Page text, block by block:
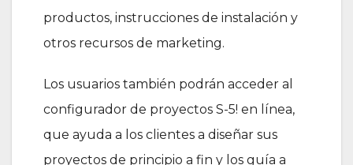
productos, instrucciones de instalación y
otros recursos de marketing.
Los usuarios también podrán acceder al
configurador de proyectos S-5! en línea,
que ayuda a los clientes a diseñar sus
proyectos de principio a fin y los guía a